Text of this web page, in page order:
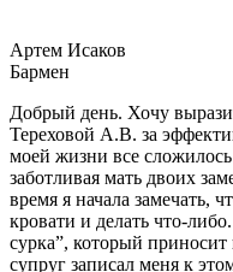
Артем Исаков
Бармен
Добрый день. Хочу
Тереховой А.В. за
моей жизни все
заботливая мать двоих
время я начала замечать,
кровати и делать что-
сурка”, который
супруг записал меня к